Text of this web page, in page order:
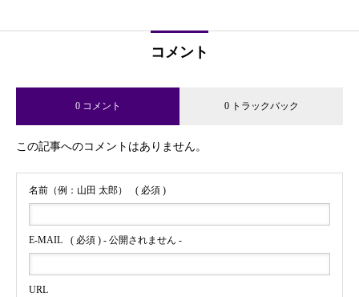
コメント
0 コメント 0 トラックバック
この記事へのコメントはありません。
名前（例：山田 太郎） ( 必須 )
E-MAIL ( 必須 ) - 公開されません -
URL